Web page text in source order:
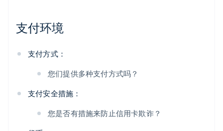
支付环境
支付方式：
您们提供多种支付方式吗？
支付安全措施：
您是否有措施来防止信用卡欺诈？